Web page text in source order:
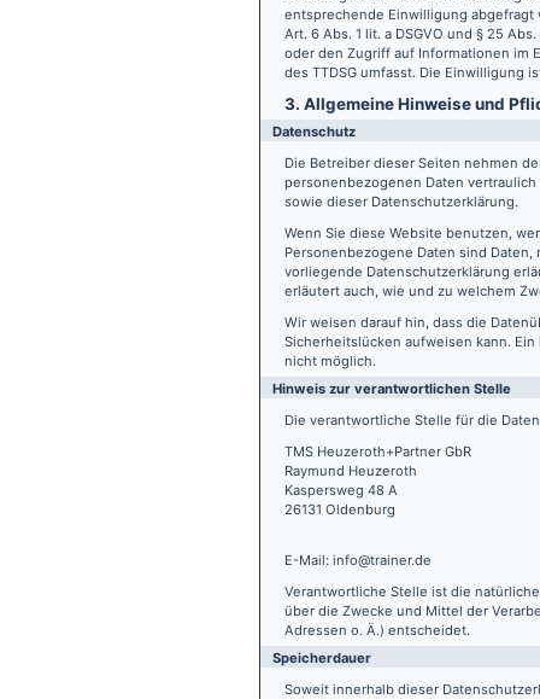
entsprechende Einwilligung abgefragt
Art. 6 Abs. 1 lit. a DSGVO und § 25
oder den Zugriff auf Informationen im
des TTDSG umfasst. Die Einwilligung
3. Allgemeine Hinweise und
Datenschutz
Die Betreiber dieser Seiten nehmen
personenbezogenen Daten
sowie dieser Datenschutzerklärung.
Wenn Sie diese Website benutzen,
Personenbezogene Daten sind
vorliegende Datenschutzerklärung
erläutert auch, wie und zu welchem
Wir weisen darauf hin, dass die
Sicherheitslücken aufweisen kann.
nicht möglich.
Hinweis zur verantwortlichen Stelle
Die verantwortliche Stelle für die
TMS Heuzeroth+Partner GbR
Raymund Heuzeroth
Kaspersweg 48 A
26131 Oldenburg
E-Mail: info@trainer.de
Verantwortliche Stelle ist die
über die Zwecke und Mittel der
Adressen o. Ä.) entscheidet.
Speicherdauer
Soweit innerhalb dieser